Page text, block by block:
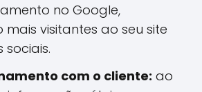
no Google,
visitantes ao seu site
sociais.
com o cliente: ao